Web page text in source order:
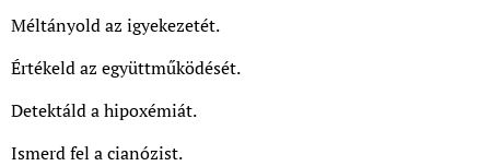
Méltányold az igyekezetét.
Értékeld az együttműködését.
Detektáld a hipoxémiát.
Ismerd fel a cianózist.